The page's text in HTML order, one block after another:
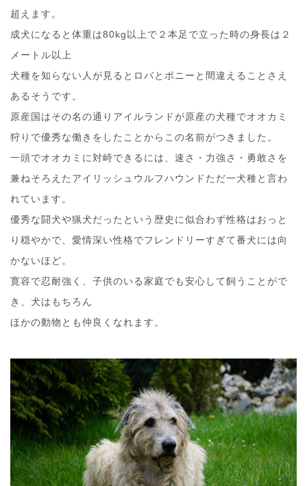
超えます。
成犬になると体重は80kg以上で２本足で立った時の身長は２
メートル以上
犬種を知らない人が見るとロバとポニーと間違えることさえ
あるそうです。
原産国はその名の通りアイルランドが原産の犬種でオオカミ
狩りで優秀な働きをしたことからこの名前がつきました。
一頭でオオカミに対峙できるには、速さ・力強さ・勇敢さを
兼ねそろえたアイリッシュウルフハウンドただ一犬種と言わ
れています。
優秀な闘犬や猟犬だったという歴史に似合わず性格はおっと
り穏やかで、愛情深い性格でフレンドリーすぎて番犬には向
かないほど。
寛容で忍耐強く、子供のいる家庭でも安心して飼うことがで
き、犬はもちろん
ほかの動物とも仲良くなれます。